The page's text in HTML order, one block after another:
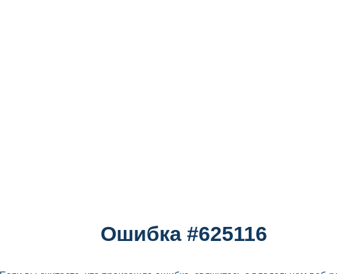
Ошибка #625116